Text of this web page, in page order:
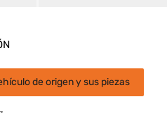
de origen y sus piezas